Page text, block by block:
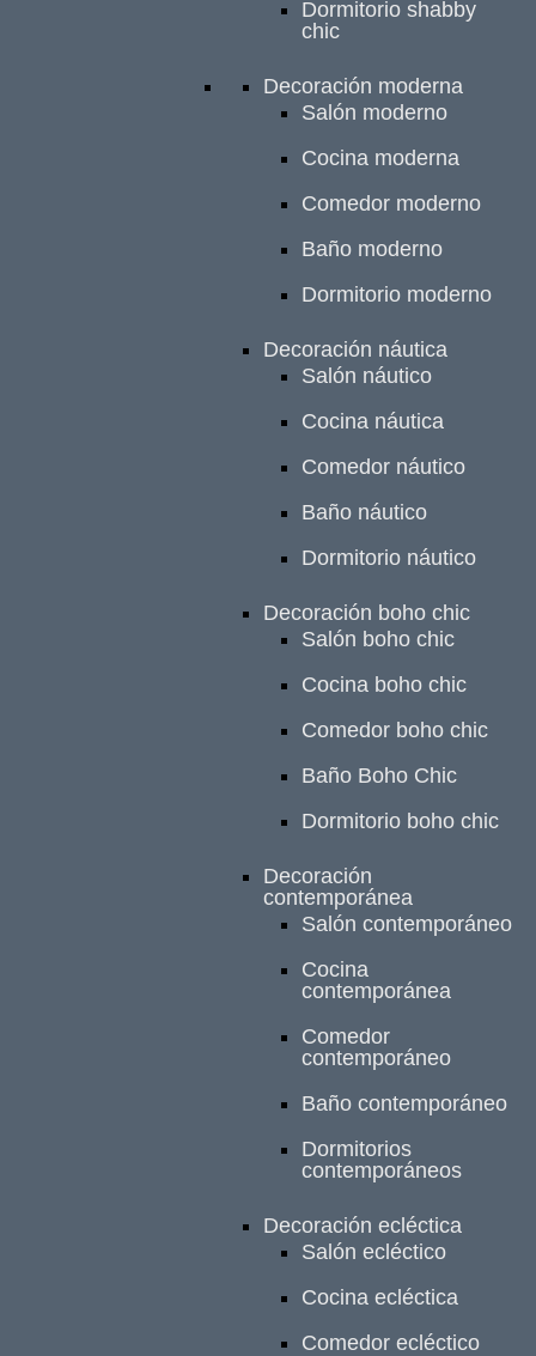
Dormitorio shabby
chic
Decoración moderna
Salón moderno
Cocina moderna
Comedor moderno
Baño moderno
Dormitorio moderno
Decoración náutica
Salón náutico
Cocina náutica
Comedor náutico
Baño náutico
Dormitorio náutico
Decoración boho chic
Salón boho chic
Cocina boho chic
Comedor boho chic
Baño Boho Chic
Dormitorio boho chic
Decoración
contemporánea
Salón contemporáneo
Cocina
contemporánea
Comedor
contemporáneo
Baño contemporáneo
Dormitorios
contemporáneos
Decoración ecléctica
Salón ecléctico
Cocina ecléctica
Comedor ecléctico